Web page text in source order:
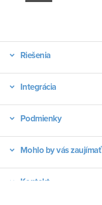
Riešenia
Integrácia
Podmienky
Mohlo by vás zaujímať
Kontakt